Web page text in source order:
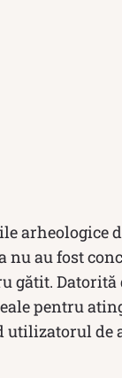
arheologice
nu au fost
gătit.
pentru
de